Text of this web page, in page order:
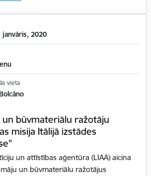
janvāris, 2020
vieta
un būvmateriālu ražotāju
misija Itālijā izstādes
un attīstības aģentūra (LIAA) aicina
un būvmateriālu ražotājus